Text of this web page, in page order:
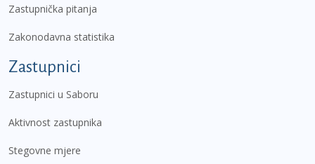
Zastupnička pitanja
Zakonodavna statistika
Zastupnici
Zastupnici u Saboru
Aktivnost zastupnika
Stegovne mjere